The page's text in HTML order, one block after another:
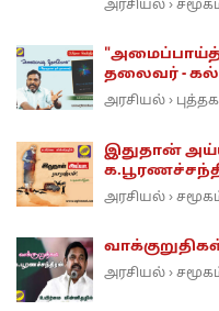
அரசியல் ›
தலைவர் -
அரசியல் ›
இதுதான்
அரசியல் ›
அரசியல் ›